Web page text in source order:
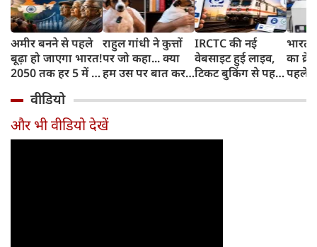
अमीर बनने से पहले
बूढ़ा हो जाएगा भारत!
2050 तक हर 5 में 1
साल से ज्यादा उम्र का
राहुल गांधी ने कुत्तों
पर जो कहा... क्या
हम उस पर बात कर
IRCTC की नई
वेबसाइट हुई लाइव,
टिकट बुकिंग से पहले
काम, जानें पूरा
भारत
का
पहले
और
वीडियो
और भी वीडियो देखें